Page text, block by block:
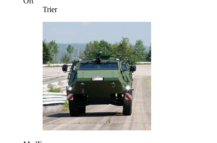
Trier